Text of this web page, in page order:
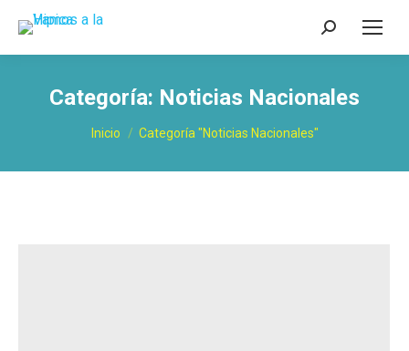
Buscar:
Categoría: Noticias Nacionales
Estás aquí:
Inicio Categoría "Noticias Nacionales"